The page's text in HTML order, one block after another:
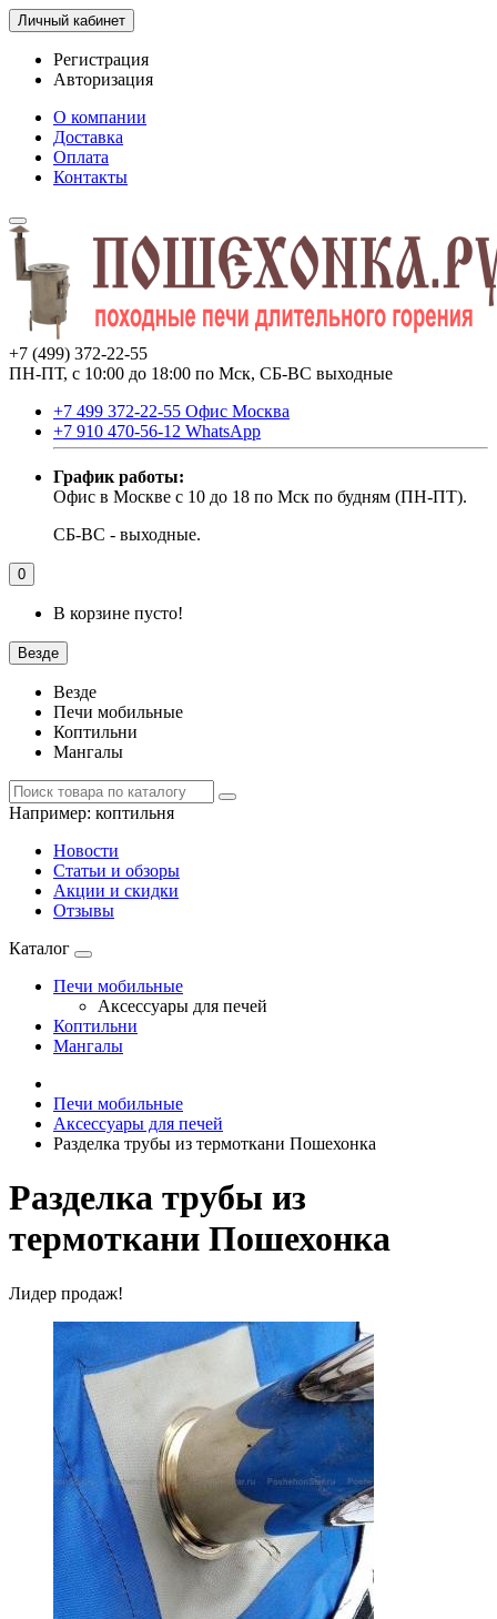
Личный кабинет
Регистрация
Авторизация
О компании
Доставка
Оплата
Контакты
+7 (499) 372-22-55
ПН-ПТ, с 10:00 до 18:00 по Мск, СБ-ВС выходные
+7 499 372-22-55 Офис Москва
+7 910 470-56-12 WhatsApp
График работы:
Офис в Москве с 10 до 18 по Мск по будням (ПН-ПТ).
СБ-ВС - выходные.
0
В корзине пусто!
Везде
Везде
Печи мобильные
Коптильни
Мангалы
Например: коптильня
Новости
Статьи и обзоры
Акции и скидки
Отзывы
Каталог
Печи мобильные
Аксессуары для печей
Коптильни
Мангалы
Печи мобильные
Аксессуары для печей
Разделка трубы из термоткани Пошехонка
Разделка трубы из
термоткани Пошехонка
Лидер продаж!